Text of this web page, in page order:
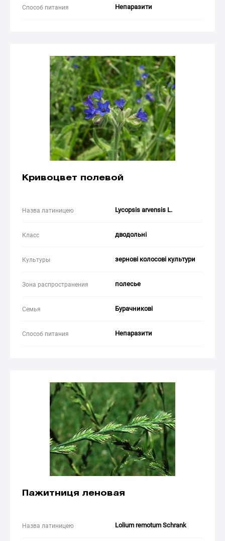
Способ питания Непаразити
Кривоцвет полевой
Назва латиницею Lycopsis arvensis L.
Класс дводольні
Культуры зернові колосові культури
Зона распространения полесье
Семья Бурачникові
Способ питания Непаразити
Пажитниця леновая
Назва латиницею Lolium remotum Schrank